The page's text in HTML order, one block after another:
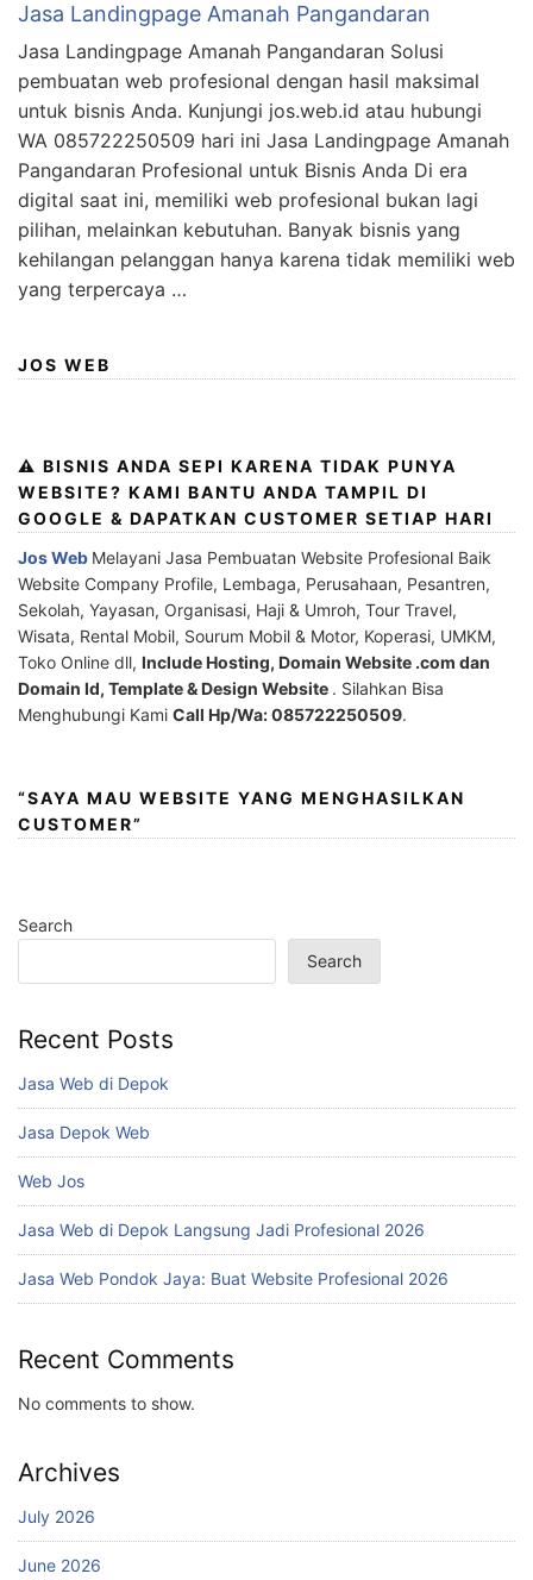
Jasa Landingpage Amanah Pangandaran
Jasa Landingpage Amanah Pangandaran Solusi
pembuatan web profesional dengan hasil maksimal
untuk bisnis Anda. Kunjungi jos.web.id atau hubungi
WA 085722250509 hari ini Jasa Landingpage Amanah
Pangandaran Profesional untuk Bisnis Anda Di era
digital saat ini, memiliki web profesional bukan lagi
pilihan, melainkan kebutuhan. Banyak bisnis yang
kehilangan pelanggan hanya karena tidak memiliki web
yang terpercaya …
JOS WEB
⚠️ BISNIS ANDA SEPI KARENA TIDAK PUNYA
WEBSITE? KAMI BANTU ANDA TAMPIL DI
GOOGLE & DAPATKAN CUSTOMER SETIAP HARI
Jos Web Melayani Jasa Pembuatan Website Profesional Baik
Website Company Profile, Lembaga, Perusahaan, Pesantren,
Sekolah, Yayasan, Organisasi, Haji & Umroh, Tour Travel,
Wisata, Rental Mobil, Sourum Mobil & Motor, Koperasi, UMKM,
Toko Online dll, Include Hosting, Domain Website .com dan
Domain Id, Template & Design Website . Silahkan Bisa
Menghubungi Kami Call Hp/Wa: 085722250509.
“SAYA MAU WEBSITE YANG MENGHASILKAN
CUSTOMER”
Search
Search
Recent Posts
Jasa Web di Depok
Jasa Depok Web
Web Jos
Jasa Web di Depok Langsung Jadi Profesional 2026
Jasa Web Pondok Jaya: Buat Website Profesional 2026
Recent Comments
No comments to show.
Archives
July 2026
June 2026